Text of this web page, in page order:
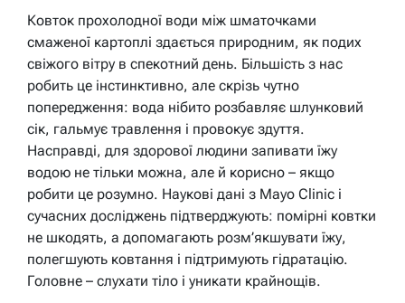
Ковток прохолодної води між шматочками
смаженої картоплі здається природним, як подих
свіжого вітру в спекотний день. Більшість з нас
робить це інстинктивно, але скрізь чутно
попередження: вода нібито розбавляє шлунковий
сік, гальмує травлення і провокує здуття.
Насправді, для здорової людини запивати їжу
водою не тільки можна, але й корисно – якщо
робити це розумно. Наукові дані з Mayo Clinic і
сучасних досліджень підтверджують: помірні ковтки
не шкодять, а допомагають розм’якшувати їжу,
полегшують ковтання і підтримують гідратацію.
Головне – слухати тіло і уникати крайнощів.